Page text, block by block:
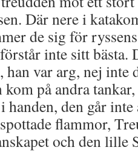
Där nere i
de sig för
inte sitt bästa.
var arg, nej inte
kom på andra
handen, den går
flammor,
och den lille